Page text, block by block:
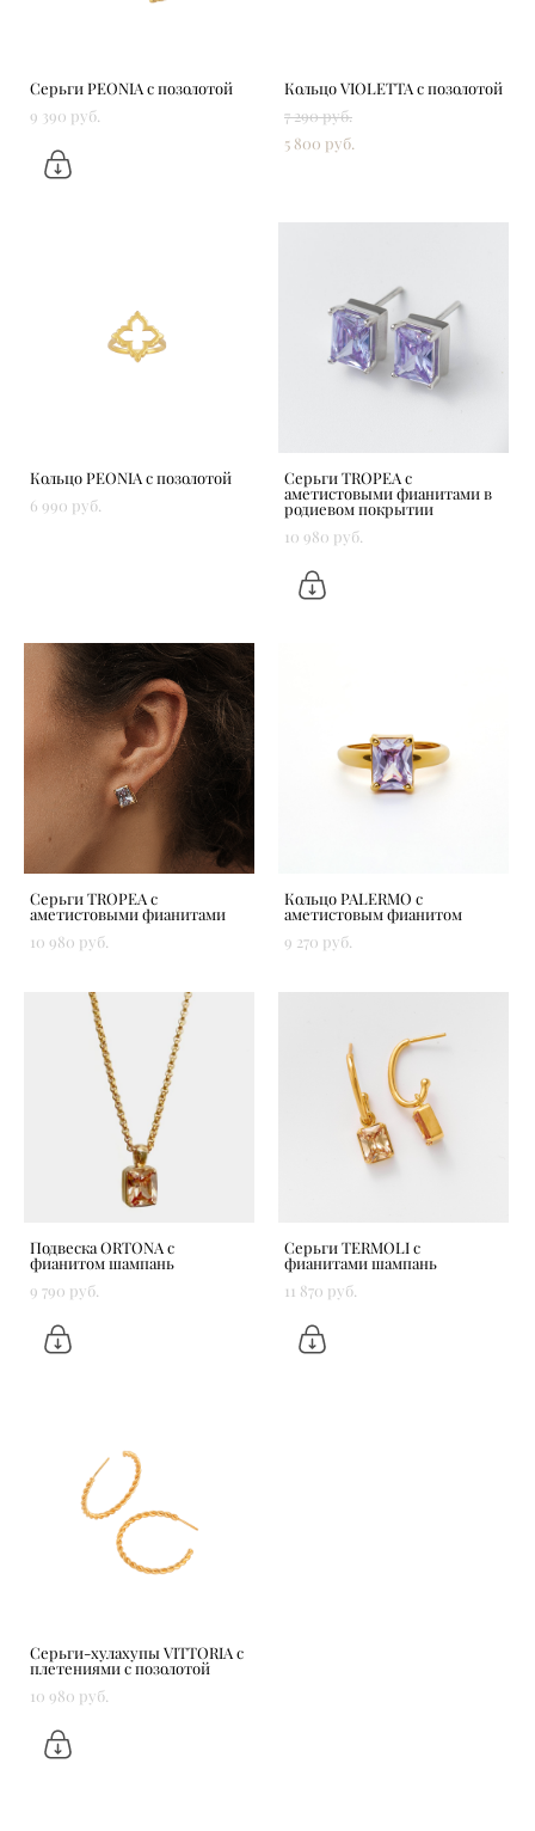
Серьги PEONIA с позолотой
9 390 pуб.
Кольцо VIOLETTA с позолотой
7 290 pуб.
5 800 pуб.
Кольцо PEONIA с позолотой
6 990 pуб.
Серьги TROPEA с
аметистовыми фианитами в
родиевом покрытии
10 980 pуб.
Серьги TROPEA с
аметистовыми фианитами
10 980 pуб.
Кольцо PALERMO с
аметистовым фианитом
9 270 pуб.
Подвеска ORTONA с
фианитом шампань
9 790 pуб.
Серьги TERMOLI с
фианитами шампань
11 870 pуб.
Серьги-хулахупы VITTORIA c
плетениями с позолотой
10 980 pуб.